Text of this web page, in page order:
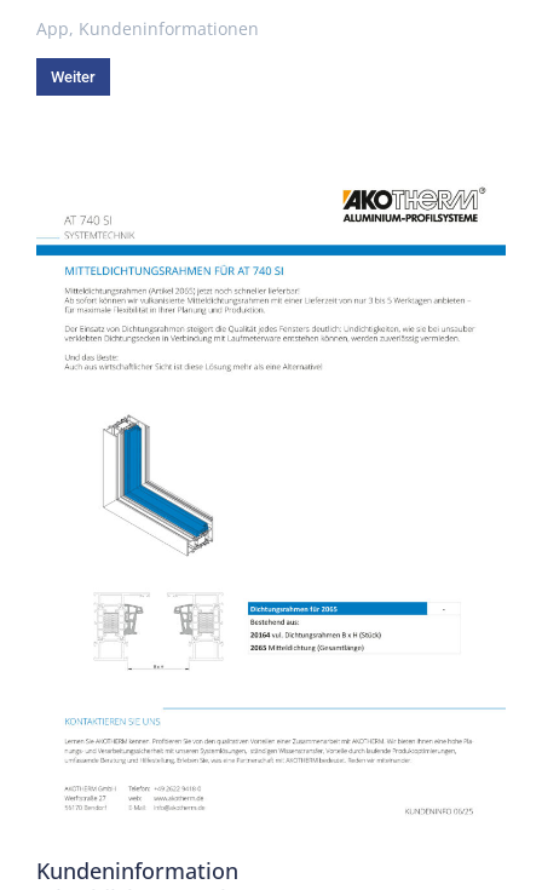
App, Kundeninformationen
Weiter
Kundeninformation